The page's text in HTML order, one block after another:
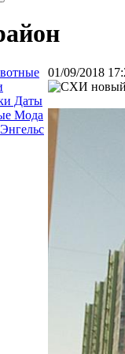
Даты
Мода
Энгельс
01/09/2018